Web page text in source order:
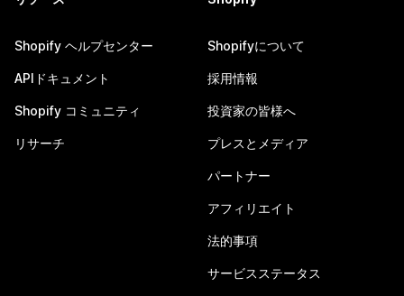
Shopify ヘルプセンター
APIドキュメント
Shopify コミュニティ
リサーチ
Shopifyについて
採用情報
投資家の皆様へ
プレスとメディア
パートナー
アフィリエイト
法的事項
サービスステータス